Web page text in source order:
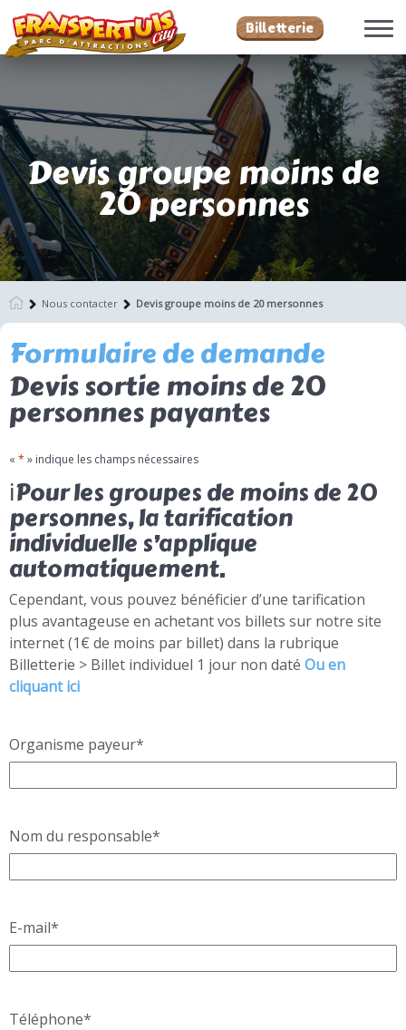
Billetterie
Devis groupe moins de
20 personnes
Nous contacter Devis groupe moins de 20 mersonnes
Formulaire de demande
Devis sortie moins de 20
personnes payantes
« * » indique les champs nécessaires
ℹ️Pour les groupes de moins de 20
personnes, la tarification
individuelle s’applique
automatiquement.
Cependant, vous pouvez bénéficier d’une tarification
plus avantageuse en achetant vos billets sur notre site
internet (1€ de moins par billet) dans la rubrique
Billetterie > Billet individuel 1 jour non daté Ou en
cliquant ici
Organisme payeur*
Nom du responsable*
E-mail*
Téléphone*